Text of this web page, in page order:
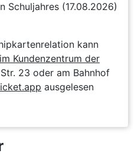
Schuljahres (17.08.2026)
kann
im Kundenzentrum der
23 oder am Bahnhof
ausgelesen